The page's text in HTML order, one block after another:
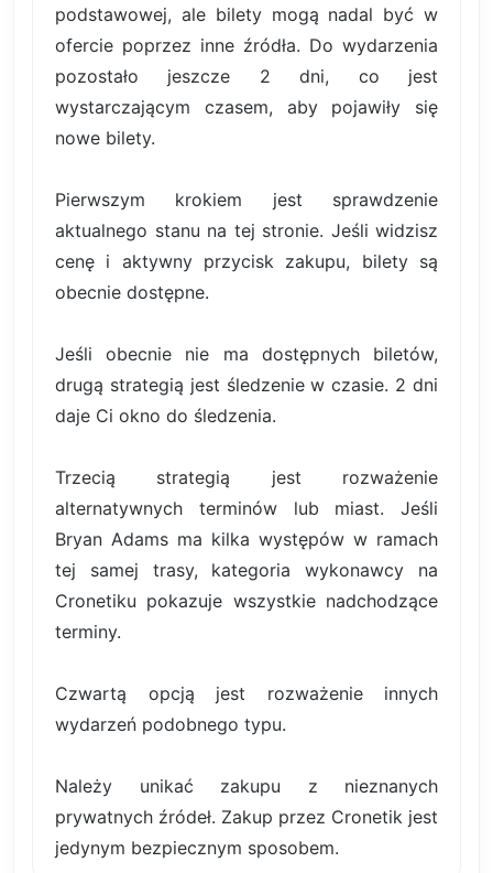
podstawowej, ale bilety mogą nadal być w
ofercie poprzez inne źródła. Do wydarzenia
pozostało jeszcze 2 dni, co jest
wystarczającym czasem, aby pojawiły się
nowe bilety.
Pierwszym krokiem jest sprawdzenie
aktualnego stanu na tej stronie. Jeśli widzisz
cenę i aktywny przycisk zakupu, bilety są
obecnie dostępne.
Jeśli obecnie nie ma dostępnych biletów,
drugą strategią jest śledzenie w czasie. 2 dni
daje Ci okno do śledzenia.
Trzecią strategią jest rozważenie
alternatywnych terminów lub miast. Jeśli
Bryan Adams ma kilka występów w ramach
tej samej trasy, kategoria wykonawcy na
Cronetiku pokazuje wszystkie nadchodzące
terminy.
Czwartą opcją jest rozważenie innych
wydarzeń podobnego typu.
Należy unikać zakupu z nieznanych
prywatnych źródeł. Zakup przez Cronetik jest
jedynym bezpiecznym sposobem.